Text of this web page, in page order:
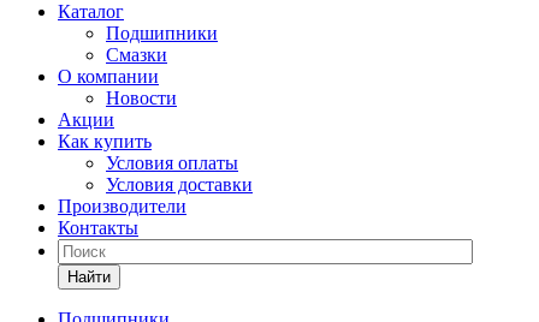
Каталог
Подшипники
Смазки
О компании
Новости
Акции
Как купить
Условия оплаты
Условия доставки
Производители
Контакты
Найти